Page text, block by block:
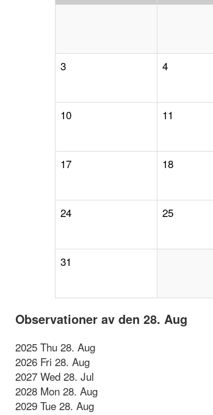
3 4
10 11
17 18
24 25
31
Observationer av den 28. Aug
2025 Thu 28. Aug
2026 Fri 28. Aug
2027 Wed 28. Jul
2028 Mon 28. Aug
2029 Tue 28. Aug